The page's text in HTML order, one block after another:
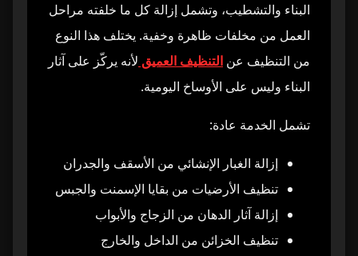
17 الاختلاف حسب منطقة الفيلا داخل دبي
18
تنظيف فلل بعد التشطيب في الفلل المؤجرة أو
20 استخدام مواد تنظيف قوية أو عشوائية
كشط بقايا الإسمنت بأدوات حادة
البناء والتشطيب، وتشمل إزالة كل ما خلفته مراحل
العمل من مخلفات ظاهرة وخفية. يختلف هذا النوع
من التنظيف عن التنظيف العميق لأنه يركّز على آثار
البناء وليس على الأوساخ اليومية.
تشمل الخدمة عادة:
إزالة الغبار الإنشائي من الأسقف والجدران
تنظيف الأرضيات من بقايا الإسمنت والجبس
إزالة آثار الدهان من الزجاج والأبواب
تنظيف الخزائن من الداخل والخارج